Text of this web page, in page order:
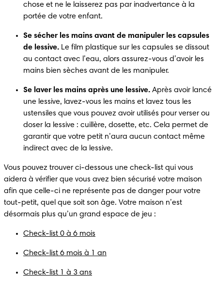
chose et ne le laisserez pas par inadvertance à la
portée de votre enfant.
Se sécher les mains avant de manipuler les capsules
de lessive. Le film plastique sur les capsules se dissout
au contact avec l’eau, alors assurez-vous d’avoir les
mains bien sèches avant de les manipuler.
Se laver les mains après une lessive. Après avoir lancé
une lessive, lavez-vous les mains et lavez tous les
ustensiles que vous pouvez avoir utilisés pour verser ou
doser la lessive : cuillère, dosette, etc. Cela permet de
garantir que votre petit n’aura aucun contact même
indirect avec de la lessive.
Vous pouvez trouver ci-dessous une check-list qui vous
aidera à vérifier que vous avez bien sécurisé votre maison
afin que celle-ci ne représente pas de danger pour votre
tout-petit, quel que soit son âge. Votre maison n’est
désormais plus qu’un grand espace de jeu :
Check-list 0 à 6 mois
Check-list 6 mois à 1 an
Check-list 1 à 3 ans